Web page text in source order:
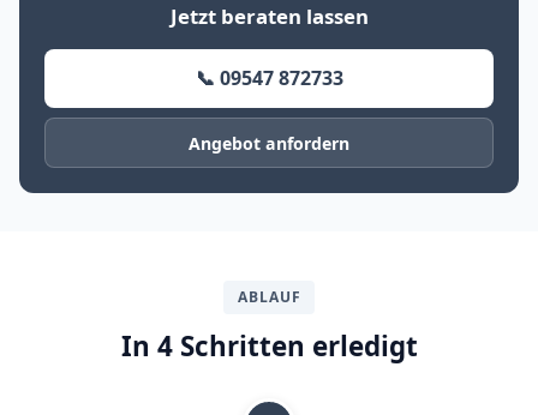
Jetzt beraten lassen
📞 09547 872733
Angebot anfordern
ABLAUF
In 4 Schritten erledigt